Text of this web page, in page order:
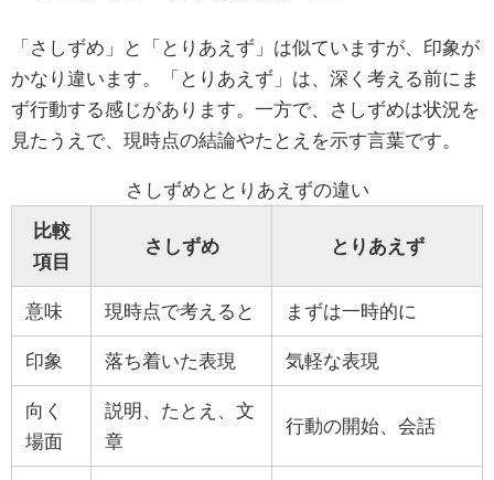
「さしずめ」と「とりあえず」は似ていますが、印象が
かなり違います。「とりあえず」は、深く考える前にま
ず行動する感じがあります。一方で、さしずめは状況を
見たうえで、現時点の結論やたとえを示す言葉です。
さしずめととりあえずの違い
比較
項目
さしずめ とりあえず
意味 現時点で考えると まずは一時的に
印象 落ち着いた表現 気軽な表現
向く
場面
説明、たとえ、文
章
行動の開始、会話